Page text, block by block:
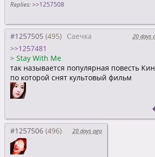
Replies: >>1257508
#1257505 Саечка 20 days
>>1257481
> Stay With Me
так называется популярная повесть
по которой снят культовый фильм
#1257506 20 days ago